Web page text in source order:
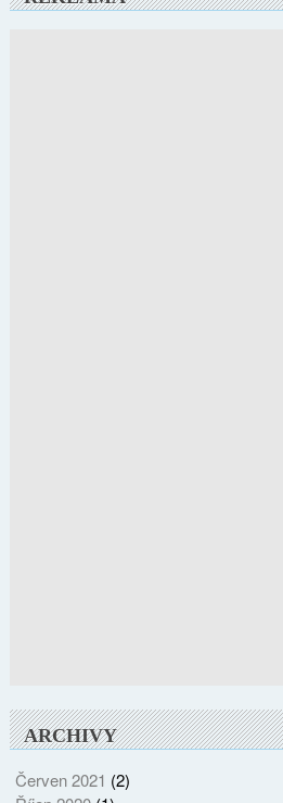
ARCHIVY
Červen 2021 (2)